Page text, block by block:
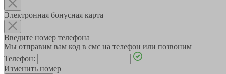
Электронная бонусная карта
Введите номер телефона
Мы отправим вам код в смс на телефон или позвоним
Телефон:
Изменить номер